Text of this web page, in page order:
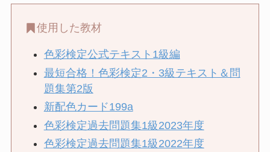
使用した教材
色彩検定公式テキスト1級編
最短合格！色彩検定2・3級テキスト＆問
題集第2版
新配色カード199a
色彩検定過去問題集1級2023年度
色彩検定過去問題集1級2022年度